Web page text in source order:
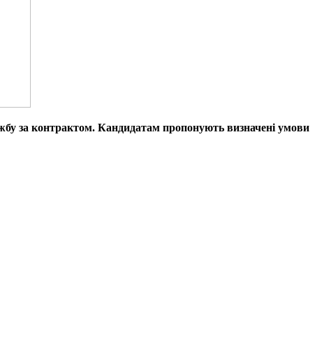
за контрактом. Кандидатам пропонують визначені умови